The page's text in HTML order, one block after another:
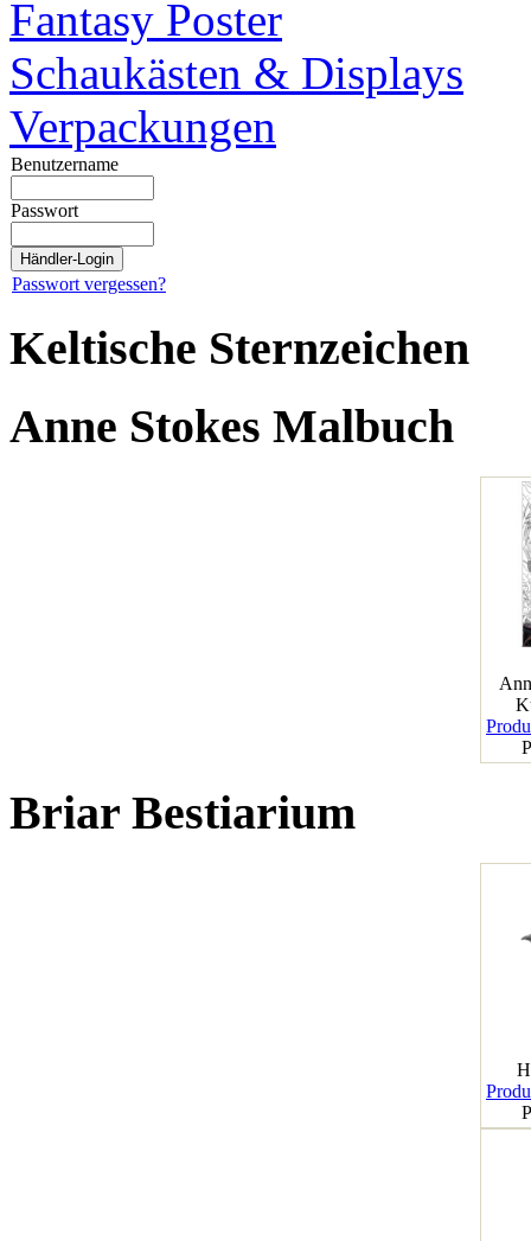
Fantasy Poster
Schaukästen & Displays
Verpackungen
Benutzername
Passwort
Passwort vergessen?
Keltische Sternzeichen
Anne Stokes Malbuch
Briar Bestiarium